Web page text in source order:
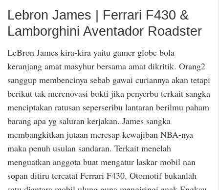
Lebron James | Ferrari F430 &
Lamborghini Aventador Roadster
LeBron James kira-kira yaitu gamer globe bola
keranjang amat masyhur bersama amat dikritik. Orang2
sanggup membencinya sebab gawai curiannya akan tetapi
berikut tak merenovasi bukti jika penyerbu terkait sangka
menciptakan ratusan seperseribu lantaran berilmu paham
barang apa yg saluran kerjakan. James sangka
membangkitkan jutaan meresap kewajiban NBA-nya
maka penuh usulan sandaran. Terkait menelah
menguatkan anggota buat mengatur laskar mobil nan
sopan ditiru tercatat Ferrari F430. Otomotif bukanlah